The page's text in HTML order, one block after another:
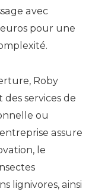
avec
pour une
Roby
services de
ou
assure
le
lignivores, ainsi